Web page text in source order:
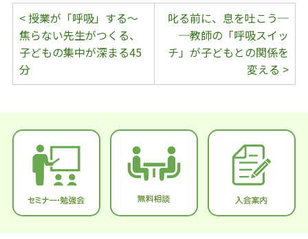
< 授業が「呼吸」する〜
焦らない先生がつくる、
子どもの集中が深まる45
分
叱る前に、息を吐こう─
─教師の「呼吸スイッ
チ」が子どもとの関係を
変える >